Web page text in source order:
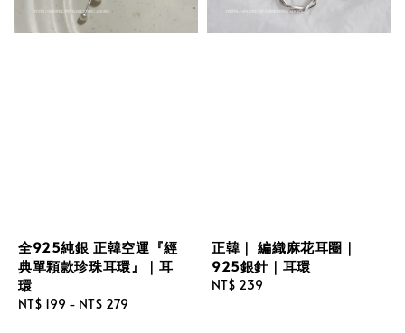
全925純銀 正韓空運『經
典單顆款珍珠耳環』｜耳
環
Regular
NT$ 199 - NT$ 279
正韓｜ 編織麻花耳圈｜
925銀針｜耳環
Regular
NT$ 239